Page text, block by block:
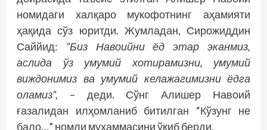
номидаги халқаро мукофотнинг аҳамияти
ҳақида сўз юритди. Жумладан, Сирожиддин
Саййид: “Биз Навоийни ёд этар эканмиз,
аслида ўз умумий хотирамизни, умумий
виждонимиз ва умумий келажагимизни ёдга
оламиз”, – деди. Сўнг Алишер Навоий
ғазалидан илҳомланиб битилган “Кўзунг не
бало…” номли мухаммасини ўқиб берди.